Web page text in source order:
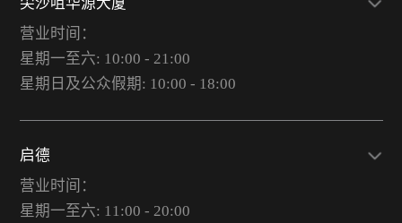
营业时间：
星期一至六: 10:00 - 21:00
星期日及公众假期: 10:00 - 18:00
启德
营业时间：
星期一至六: 11:00 - 20:00